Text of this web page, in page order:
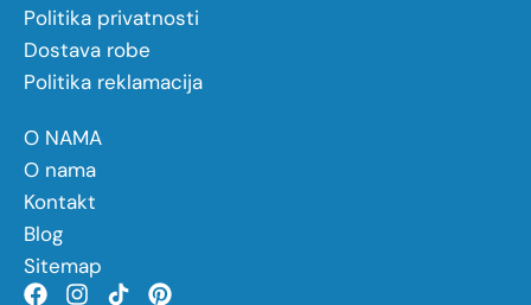
Politika privatnosti
Dostava robe
Politika reklamacija
O NAMA
O nama
Kontakt
Blog
Sitemap